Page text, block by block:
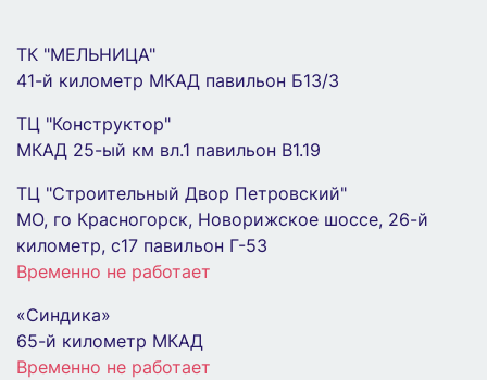
Реле контроля фаз RKF-31 PROxima EKF rkf-31
Индикатор ND16-22DS/4 зел. AC 400В (R)
CHINT 593428
71 ₽
В Корзину
ТК "МЕЛЬНИЦА"
41-й километр МКАД павильон Б13/3
ТЦ "Конструктор"
МКАД 25-ый км вл.1 павильон В1.19
ТЦ "Строительный Двор Петровский"
МО, го Красногорск, Новорижское шоссе, 26-й
километр, с17 павильон Г-53
Временно не работает
«Синдика»
65-й километр МКАД
Временно не работает